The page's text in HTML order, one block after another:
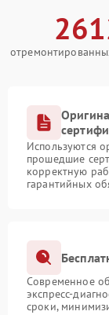
Используются
прошедшие
корректную
гарантийных
Современное
экспресс-
сроки,